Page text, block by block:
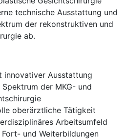
technische Ausstattung und
der rekonstruktiven und
ab.
innovativer Ausstattung
der MKG- und
oberärztliche Tätigkeit
Arbeitsumfeld
und Weiterbildungen